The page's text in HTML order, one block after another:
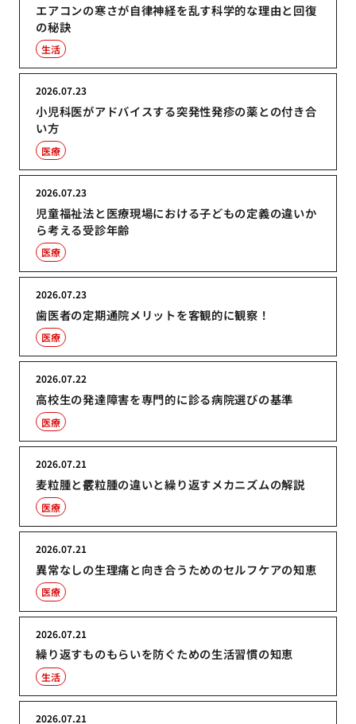
エアコンの寒さが自律神経を乱す科学的な理由と回復
の秘訣
生活
小児科医がアドバイスする突発性発疹の薬との付き合
い方
2026.07.23
医療
児童福祉法と医療現場における子どもの定義の違いか
ら考える受診年齢
2026.07.23
医療
歯医者の定期通院メリットを客観的に観察！
2026.07.23
医療
高校生の発達障害を専門的に診る病院選びの基準
2026.07.22
医療
麦粒腫と霰粒腫の違いと繰り返すメカニズムの解説
2026.07.21
医療
異常なしの生理痛と向き合うためのセルフケアの知恵
2026.07.21
医療
繰り返すものもらいを防ぐための生活習慣の知恵
2026.07.21
生活
2026.07.21